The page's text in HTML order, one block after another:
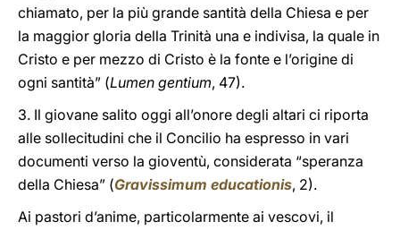
chiamato, per la più grande santità della Chiesa e per
la maggior gloria della Trinità una e indivisa, la quale in
Cristo e per mezzo di Cristo è la fonte e l’origine di
ogni santità” (Lumen gentium, 47).
3. Il giovane salito oggi all’onore degli altari ci riporta
alle sollecitudini che il Concilio ha espresso in vari
documenti verso la gioventù, considerata “speranza
della Chiesa” (Gravissimum educationis, 2).
Ai pastori d’anime, particolarmente ai vescovi, il